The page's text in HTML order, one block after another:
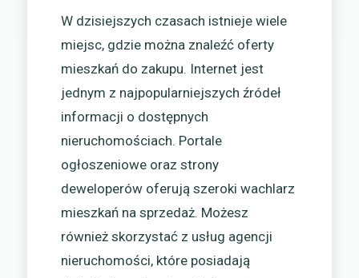
W dzisiejszych czasach istnieje wiele
miejsc, gdzie można znaleźć oferty
mieszkań do zakupu. Internet jest
jednym z najpopularniejszych źródeł
informacji o dostępnych
nieruchomościach. Portale
ogłoszeniowe oraz strony
deweloperów oferują szeroki wachlarz
mieszkań na sprzedaż. Możesz
również skorzystać z usług agencji
nieruchomości, które posiadają